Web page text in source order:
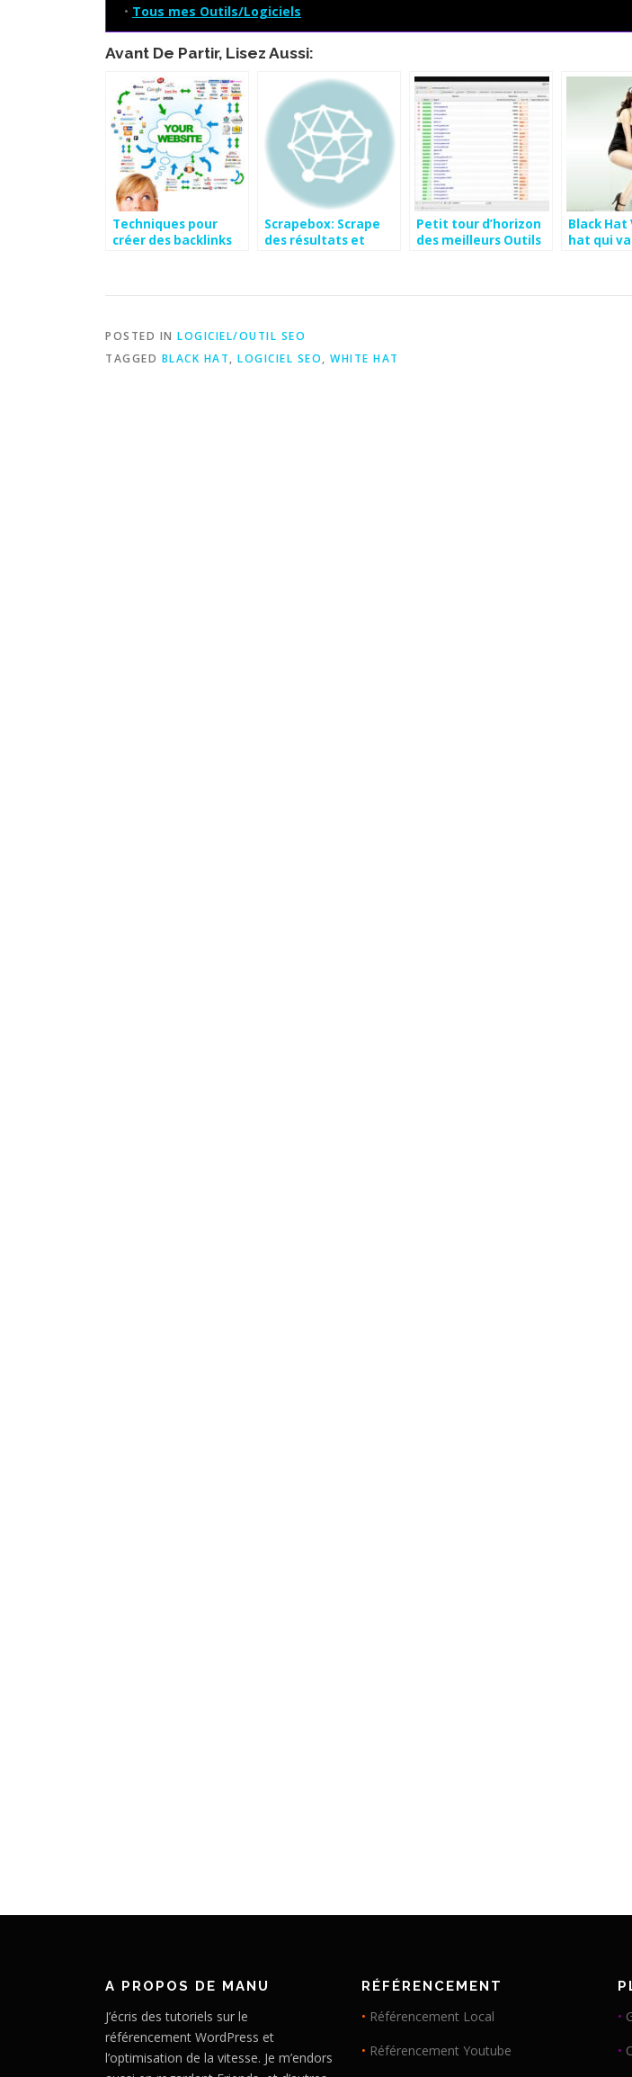
• Tous mes Outils/Logiciels
Avant De Partir, Lisez Aussi:
Techniques pour
créer des backlinks
Scrapebox: Scrape
des résultats et
Petit tour d’horizon
des meilleurs Outils
Black Hat
hat qui
POSTED IN LOGICIEL/OUTIL SEO
TAGGED BLACK HAT, LOGICIEL SEO, WHITE HAT
A PROPOS DE MANU
J’écris des tutoriels sur le
référencement WordPress et
l’optimisation de la vitesse. Je m’endors
RÉFÉRENCEMENT
• Référencement Local
• Référencement Youtube
•
•